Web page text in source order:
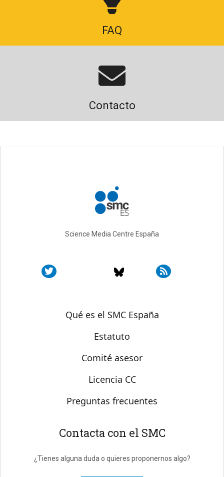
FAQ
Contacto
Science Media Centre España
Sobre SMC España
Qué es el SMC España
Estatuto
Comité asesor
Licencia CC
Preguntas frecuentes
Contacta con el SMC
¿Tienes alguna duda o quieres proponernos algo?